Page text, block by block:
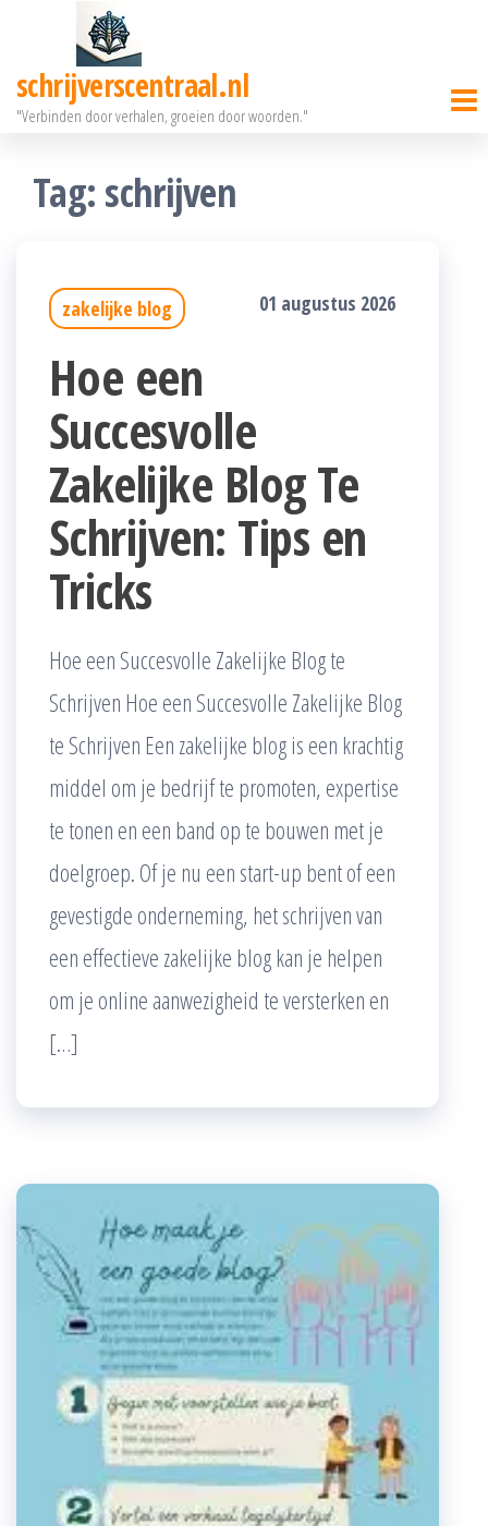
deschrijverscentraal.nl
"Verbinden door verhalen, groeien door woorden."
Tag: schrijven
zakelijke blog 01 augustus 2026
Hoe een
Succesvolle
Zakelijke Blog Te
Schrijven: Tips en
Tricks
Hoe een Succesvolle Zakelijke Blog te
Schrijven Hoe een Succesvolle Zakelijke Blog
te Schrijven Een zakelijke blog is een krachtig
middel om je bedrijf te promoten, expertise
te tonen en een band op te bouwen met je
doelgroep. Of je nu een start-up bent of een
gevestigde onderneming, het schrijven van
een effectieve zakelijke blog kan je helpen
om je online aanwezigheid te versterken en
[…]